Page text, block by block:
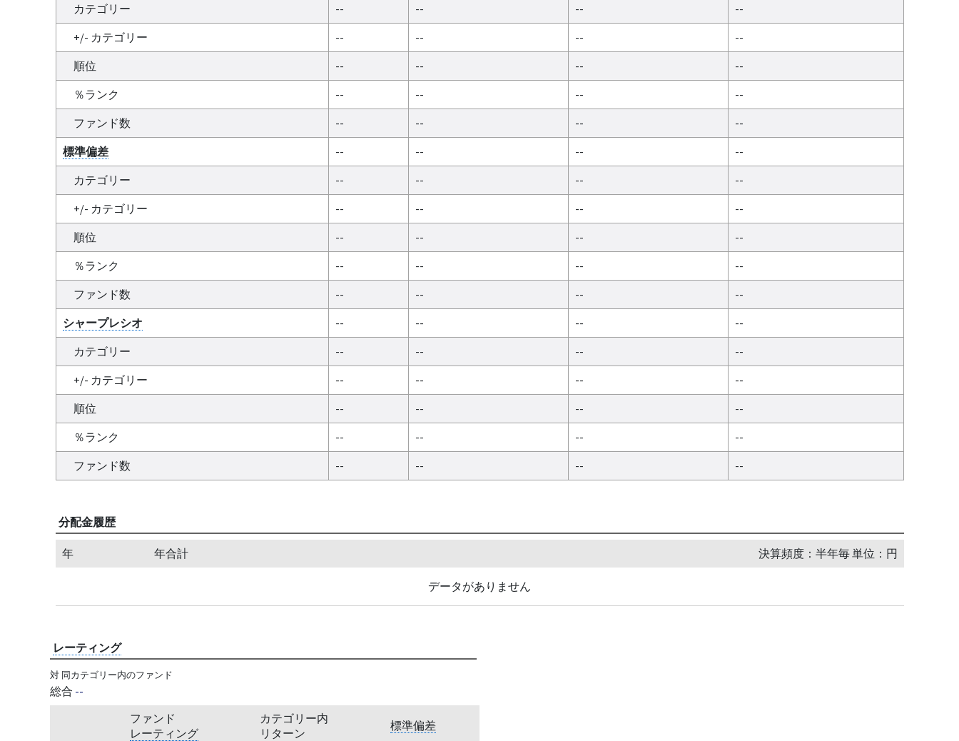
カテゴリー
-- -- --
--
+/- カテゴリー
-- -- --
--
順位
-- -- --
--
％ランク
-- -- --
--
ファンド数
-- -- --
--
標準偏差
-- -- --
--
カテゴリー
-- -- --
--
+/- カテゴリー
-- -- --
--
順位
-- -- --
--
％ランク
-- -- --
--
ファンド数
-- -- --
--
シャープレシオ
-- -- --
--
カテゴリー
-- -- --
--
+/- カテゴリー
-- -- --
--
順位
-- -- --
--
％ランク
-- -- --
--
ファンド数
-- -- -- --
分配金履歴
年 年合計 決算頻度：半年毎 単位：円
データがありません
レーティング
対 同カテゴリー内のファンド
総合 --
ファンド
レーティング
カテゴリー内
リターン
標準偏差